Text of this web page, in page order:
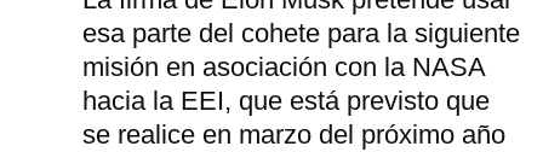
esa parte del cohete para la siguiente
misión en asociación con la NASA
hacia la EEI, que está previsto que
se realice en marzo del próximo año